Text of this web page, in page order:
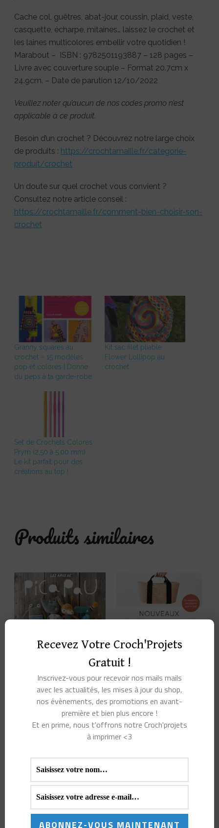
Cache col, guêtres, abat-jour, coussin, plaid, veste,
casquette, écharpe, mitaines… laissez le crochet et
les laines multicolores embellir votre quotidien !
Marabout – ISBN : 9782501193887 – 128 pages –
Livre avec couverture souple – Format 20.7cm x
24.9cm. – Date de parution 12/10/2022
Veuillez noter qu’aucun de nos codes promo n’est
applicable à ce produit.
Besoin d’un crochet ? Découvrez notre large choix
de produits : https://crochtamaille.fr/categorie-
produit/crochet
Un doute sur quel crochet vous convient ?
Consultez notre article conseil :
https://crochtamaille.fr/comment-bien-choisir-son-
crochet
Granny squares au
crochet – 15 modèles
pop et colorés | Donne
du peps à ta garde-robe
Kit sac filet pliable
Flower Lollipop au
crochet
Set de Crochets Colorés
Prym (2,50 à 5,00 mm) :
Le kit parfait pour des
créations au top !
Produits similaires
LES AMIS DE PICA PAU
19,00€
AJOUTER AU
PANIER
SACS ET PANIERS AU
CROCHET
18,95€
AJOUTER AU
Recevez Votre Croch'Projets
Gratuit !
Inscrivez-vous pour recevoir nos mails mails
avec les actualités, les mises à jour du shop,
nos évènements, des promotions en avant-
première et bien plus encore !
Et en prime, nous t'offrons notre Croch'projets
à imprimer <3